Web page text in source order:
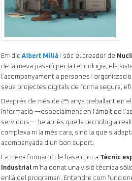
Em dic Albert Milià i sóc el creador de
de la meva passió per la tecnologia, els
l’acompanyament a persones i
seus projectes digitals de forma segura,
Després de més de 25 anys treballant en
informació —especialment en l’àmbit de
servidors— he après que la tecnologia
complexa ni la més cara, sinó la que
acompanyada d’un bon suport.
La meva formació de base com a Tècnic
Industrial m’ha donat una visió tècnica
enllà del programari. Entendre com